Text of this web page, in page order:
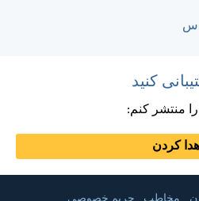
را منتشر کنم:
اهدا کردن